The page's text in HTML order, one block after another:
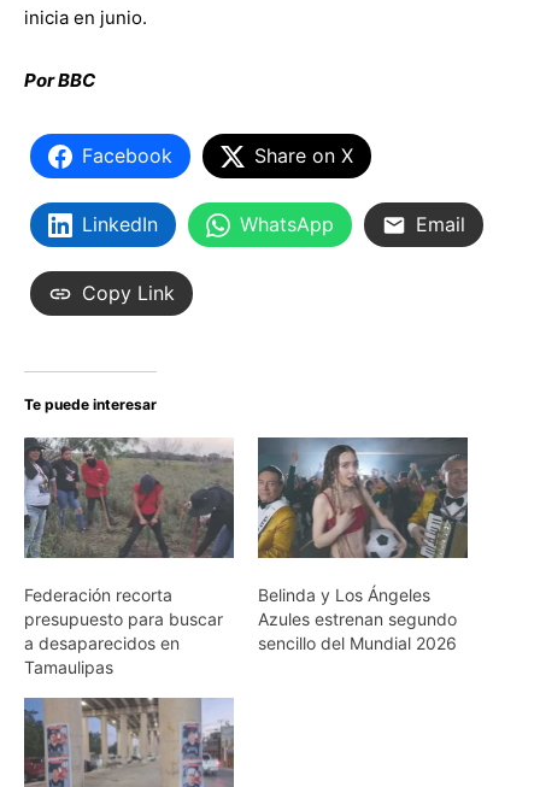
inicia en junio.
Por BBC
Facebook Share on X
LinkedIn WhatsApp Email
Copy Link
Te puede interesar
Federación recorta
presupuesto para buscar
a desaparecidos en
Tamaulipas
Belinda y Los Ángeles
Azules estrenan segundo
sencillo del Mundial 2026